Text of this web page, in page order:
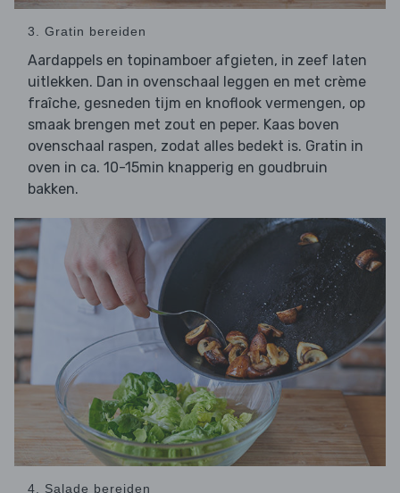
3. Gratin bereiden
Aardappels en topinamboer afgieten, in zeef laten
uitlekken. Dan in ovenschaal leggen en met crème
fraîche, gesneden tijm en knoflook vermengen, op
smaak brengen met zout en peper. Kaas boven
ovenschaal raspen, zodat alles bedekt is. Gratin in
oven in ca. 10-15min knapperig en goudbruin
bakken.
4. Salade bereiden